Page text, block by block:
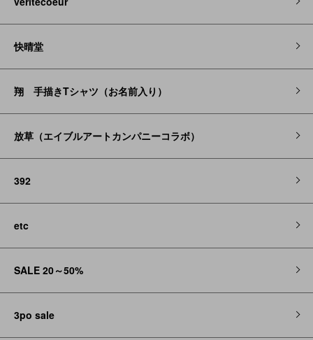
快晴堂
翔 手描きTシャツ（お名前入り）
放草（エイブルアートカンパニーコラボ）
392
etc
SALE 20～50%
3po sale